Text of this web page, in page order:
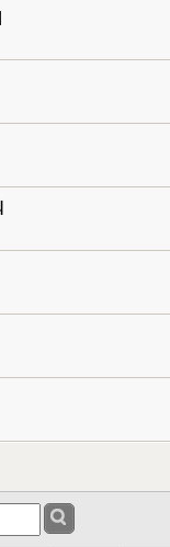
도 3명인거보면
00:18
00:18
00:19
00:19